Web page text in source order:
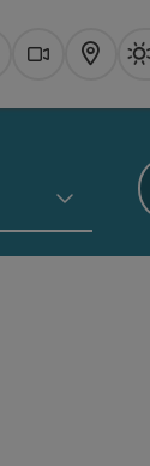
Webcams
Karte